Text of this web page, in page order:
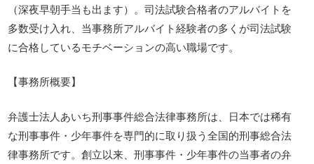
（深夜早朝手当も出ます）。司法試験合格者のアルバイトを
多数受け入れ、当事務所アルバイト経験者の多くが司法試験
に合格しているモチベーションの高い職場です。
【事務所概要】
弁護士法人あいち刑事事件総合法律事務所は、日本では稀有
な刑事事件・少年事件を専門的に取り扱う全国的刑事総合法
律事務所です。創立以来、刑事事件・少年事件の当事者の弁